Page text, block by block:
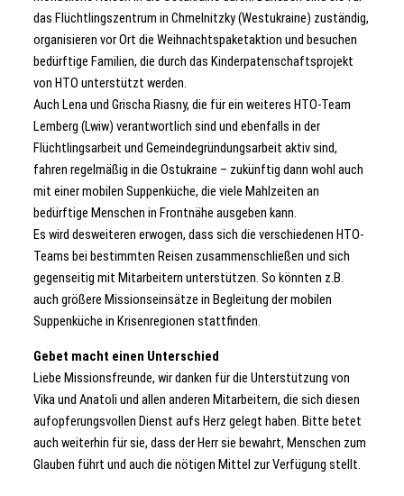
das Flüchtlingszentrum in Chmelnitzky (Westukraine) zuständig,
organisieren vor Ort die Weihnachtspaketaktion und besuchen
bedürftige Familien, die durch das Kinderpatenschaftsprojekt
von HTO unterstützt werden.
Auch Lena und Grischa Riasny, die für ein weiteres HTO-Team
Lemberg (Lwiw) verantwortlich sind und ebenfalls in der
Flüchtlingsarbeit und Gemeindegründungsarbeit aktiv sind,
fahren regelmäßig in die Ostukraine – zukünftig dann wohl auch
mit einer mobilen Suppenküche, die viele Mahlzeiten an
bedürftige Menschen in Frontnähe ausgeben kann.
Es wird desweiteren erwogen, dass sich die verschiedenen HTO-
Teams bei bestimmten Reisen zusammenschließen und sich
gegenseitig mit Mitarbeitern unterstützen. So könnten z.B.
auch größere Missionseinsätze in Begleitung der mobilen
Suppenküche in Krisenregionen stattfinden.
Gebet macht einen Unterschied
Liebe Missionsfreunde, wir danken für die Unterstützung von
Vika und Anatoli und allen anderen Mitarbeitern, die sich diesen
aufopferungsvollen Dienst aufs Herz gelegt haben. Bitte betet
auch weiterhin für sie, dass der Herr sie bewahrt, Menschen zum
Glauben führt und auch die nötigen Mittel zur Verfügung stellt.